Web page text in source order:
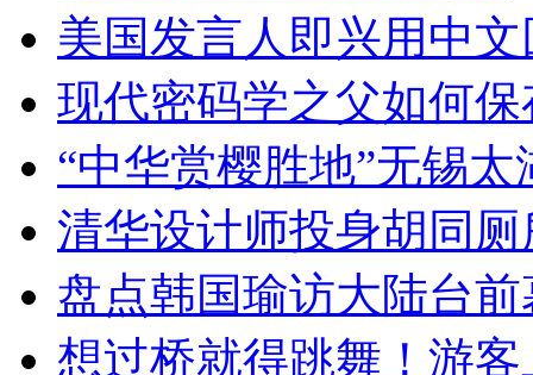
美国发言人即兴用中
现代密码学之父如何
“中华赏樱胜地”无锡
清华设计师投身胡同
盘点韩国瑜访大陆台
想过桥就得跳舞！游客